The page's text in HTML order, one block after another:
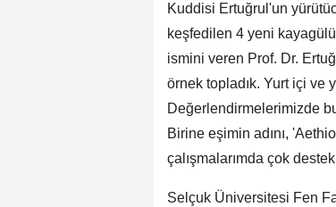
Kuddisi Ertuğrul'un
keşfedilen 4 yeni
ismini veren Prof. Dr.
örnek topladık. Yurt içi ve
Değerlendirmelerimizde
Birine eşimin adını,
çalışmalarımda çok
Selçuk Üniversitesi Fen